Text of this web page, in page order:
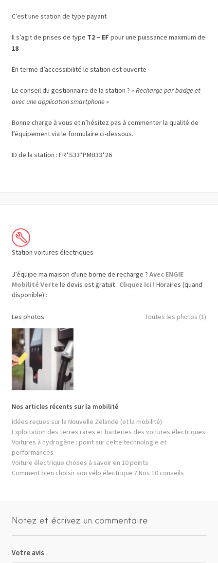
C’est une station de type payant
Il s’agit de prises de type T2 – EF pour une puissance maximum de
18
En terme d’accessibilité le station est ouverte
Le conseil du gestionnaire de la station ? « Recharge par badge et
avec une application smartphone »
Bonne charge à vous et n’hésitez pas à commenter la qualité de
l’équipement via le formulaire ci-dessous.
ID de la station : FR*S33*PMB33*26
Station voitures électriques
J’équipe ma maison d'une borne de recharge ? Avec ENGIE
Mobilité Verte le devis est gratuit : Cliquez Ici ! Horaires (quand
disponible) :
Les photos Toutes les photos (1)
Nos articles récents sur la mobilité
Idées reçues sur la Nouvelle Zélande (et la mobilité)
Exploitation des terres rares et batteries des voitures électriques
Voitures à hydrogène : point sur cette technologie et
performances
Voiture électrique choses à savoir en 10 points
Comment bien choisir son vélo électrique ? Nos 10 conseils
Notez et écrivez un commentaire
Votre avis